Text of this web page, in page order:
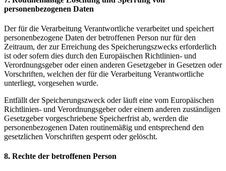
personenbezogenen Daten
Der für die Verarbeitung Verantwortliche verarbeitet und speichert
personenbezogene Daten der betroffenen Person nur für den
Zeitraum, der zur Erreichung des Speicherungszwecks erforderlich
ist oder sofern dies durch den Europäischen Richtlinien- und
Verordnungsgeber oder einen anderen Gesetzgeber in Gesetzen oder
Vorschriften, welchen der für die Verarbeitung Verantwortliche
unterliegt, vorgesehen wurde.
Entfällt der Speicherungszweck oder läuft eine vom Europäischen
Richtlinien- und Verordnungsgeber oder einem anderen zuständigen
Gesetzgeber vorgeschriebene Speicherfrist ab, werden die
personenbezogenen Daten routinemäßig und entsprechend den
gesetzlichen Vorschriften gesperrt oder gelöscht.
8. Rechte der betroffenen Person